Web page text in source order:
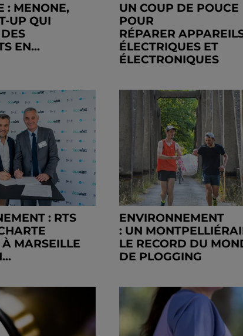
: MENONE,
UP QUI
EN...
UN COUP DE POUCE
POUR
RÉPARER
ÉLECTRIQUES ET
ÉLECTRONIQUES
: RTS
MARSEILLE
ENVIRONNEMENT
: UN
LE RECORD DU
DE PLOGGING